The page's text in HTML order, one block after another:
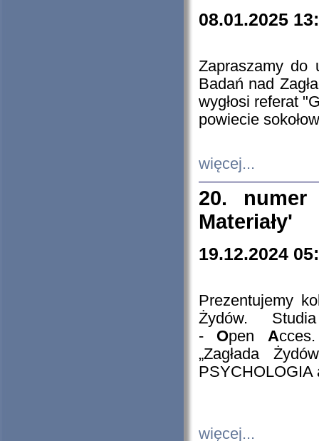
08.01.2025
Zapraszamy do
Badań nad
wygłosi referat
powiecie
więcej...
20. numer
Materiały'
19.12.2024
Prezentujemy
Żydów.
- Open A
„Zagłada
PSYCHOLOGIA
więcej...